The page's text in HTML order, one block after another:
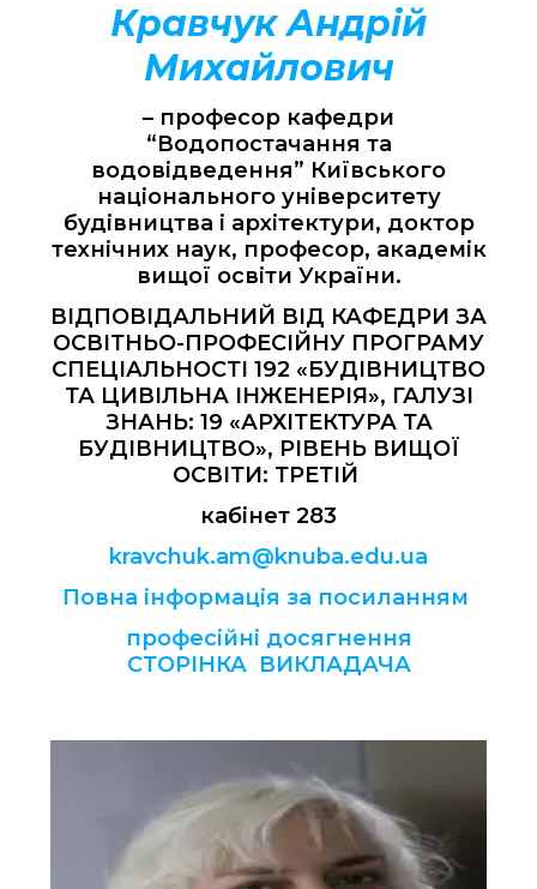
Кравчук Андрій
Михайлович
– професор кафедри
“Водопостачання та
водовідведення” Київського
національного університету
будівництва і архітектури, доктор
технічних наук, професор, академік
вищої освіти України.
ВІДПОВІДАЛЬНИЙ ВІД КАФЕДРИ ЗА
ОСВІТНЬО-ПРОФЕСІЙНУ ПРОГРАМУ
СПЕЦІАЛЬНОСТІ 192 «БУДІВНИЦТВО
ТА ЦИВІЛЬНА ІНЖЕНЕРІЯ», ГАЛУЗІ
ЗНАНЬ: 19 «АРХІТЕКТУРА ТА
БУДІВНИЦТВО», РІВЕНЬ ВИЩОЇ
ОСВІТИ: ТРЕТІЙ
кабінет 283
kravchuk.am@knuba.edu.ua
Повна інформація за посиланням
професійні досягнення
СТОРІНКА ВИКЛАДАЧА